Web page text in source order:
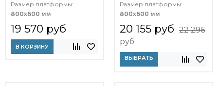
Размер платформы:
800х600 мм
19 570 руб
В КОРЗИНУ
Размер платформы:
800х600 мм
20 155 руб 22 296
руб
ВЫБРАТЬ